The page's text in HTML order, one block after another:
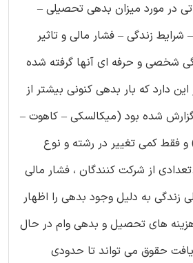
در مورد میزان بدهی تحصیلی –
شرایط زندگی – فشار مالی و تاثیر
شخصی و حرفه ای آنها گرفته شده
دارد که بار بدهی کنونی بیشتر از
شده بود (میکالسکی – کاهوت –
و هارت 1-2) و فقط کمی تغییر در رشته و نوع
از شرکت کنندگان ، فشار مالی
زندگی به دلیل وجود بدهی را اظهار
هزینه های تحصیل و بدهی وام در حال
حقوق می تواند تا حدودی